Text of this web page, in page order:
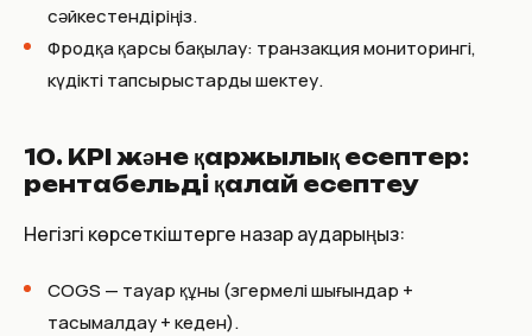
сәйкестендіріңіз.
Фродқа қарсы бақылау: транзакция мониторингі,
күдікті тапсырыстарды шектеу.
10. KPI және қаржылық есептер:
рентабельді қалай есептеу
Негізгі көрсеткіштерге назар аударыңыз:
COGS — тауар құны (өзгермелі шығындар +
тасымалдау + кеден).